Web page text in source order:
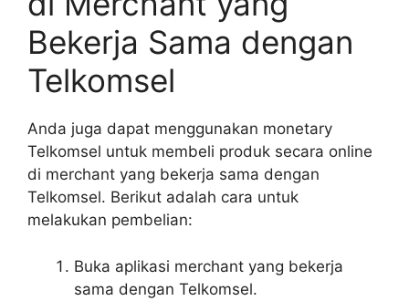
Bekerja Sama dengan
Telkomsel
Anda juga dapat menggunakan monetary
Telkomsel untuk membeli produk secara online
di merchant yang bekerja sama dengan
Telkomsel. Berikut adalah cara untuk
melakukan pembelian:
Buka aplikasi merchant yang bekerja
sama dengan Telkomsel.